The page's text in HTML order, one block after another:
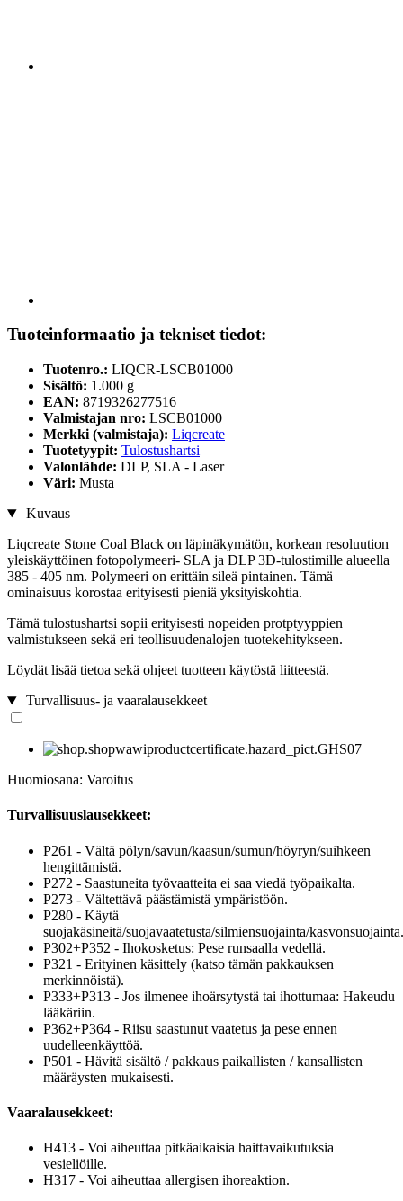
Tuoteinformaatio ja tekniset tiedot:
Tuotenro.: LIQCR-LSCB01000
Sisältö: 1.000 g
EAN: 8719326277516
Valmistajan nro: LSCB01000
Merkki (valmistaja): Liqcreate
Tuotetyypit: Tulostushartsi
Valonlähde: DLP, SLA - Laser
Väri: Musta
Kuvaus
Liqcreate Stone Coal Black on läpinäkymätön, korkean resoluution
yleiskäyttöinen fotopolymeeri- SLA ja DLP 3D-tulostimille alueella
385 - 405 nm. Polymeeri on erittäin sileä pintainen. Tämä
ominaisuus korostaa erityisesti pieniä yksityiskohtia.
Tämä tulostushartsi sopii erityisesti nopeiden protptyyppien
valmistukseen sekä eri teollisuudenalojen tuotekehitykseen.
Löydät lisää tietoa sekä ohjeet tuotteen käytöstä liitteestä.
Turvallisuus- ja vaaralausekkeet
Huomiosana: Varoitus
Turvallisuuslausekkeet:
P261 - Vältä pölyn/savun/kaasun/sumun/höyryn/suihkeen
hengittämistä.
P272 - Saastuneita työvaatteita ei saa viedä työpaikalta.
P273 - Vältettävä päästämistä ympäristöön.
P280 - Käytä
suojakäsineitä/suojavaatetusta/silmiensuojainta/kasvonsuojainta.
P302+P352 - Ihokosketus: Pese runsaalla vedellä.
P321 - Erityinen käsittely (katso tämän pakkauksen
merkinnöistä).
P333+P313 - Jos ilmenee ihoärsytystä tai ihottumaa: Hakeudu
lääkäriin.
P362+P364 - Riisu saastunut vaatetus ja pese ennen
uudelleenkäyttöä.
P501 - Hävitä sisältö / pakkaus paikallisten / kansallisten
määräysten mukaisesti.
Vaaralausekkeet:
H413 - Voi aiheuttaa pitkäaikaisia haittavaikutuksia
vesieliöille.
H317 - Voi aiheuttaa allergisen ihoreaktion.